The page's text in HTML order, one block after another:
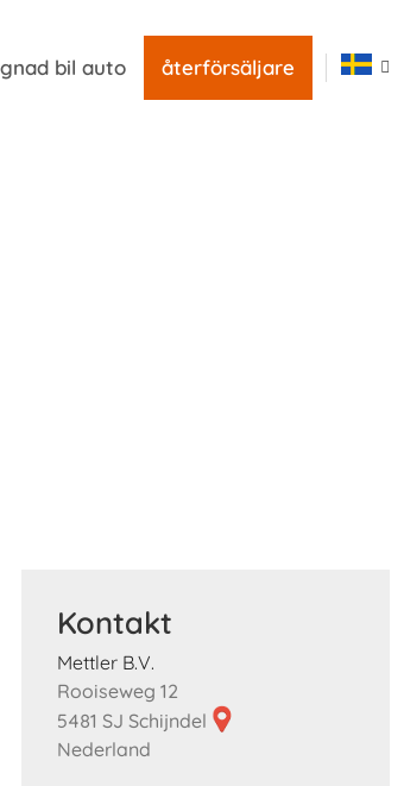
bil auto återförsäljare
Kontakt
Mettler B.V.
Rooiseweg 12
5481 SJ Schijndel
Nederland